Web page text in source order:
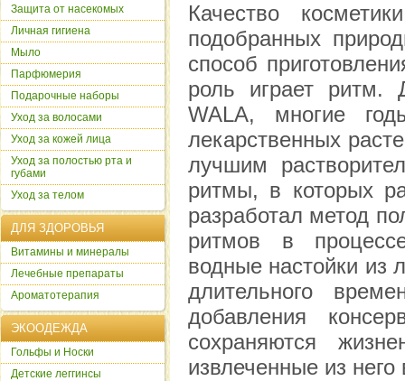
Качество
подобранных
способ
роль играет ритм.
WALA, многие
лекарственных
лучшим
ритмы, в которых
разработал метод
ритмов в
водные настойки из
длительного
добавления
сохраняются
извлеченные из
Защита от насекомых
Личная гигиена
Мыло
Парфюмерия
Подарочные наборы
Уход за волосами
Уход за кожей лица
Уход за полостью рта и
губами
Уход за телом
ДЛЯ ЗДОРОВЬЯ
Витамины и минералы
Лечебные препараты
Ароматотерапия
ЭКООДЕЖДА
Гольфы и Носки
Детские леггинсы